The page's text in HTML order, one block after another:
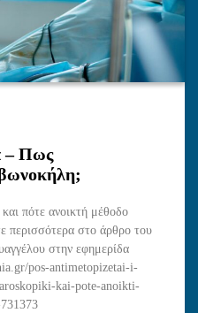
– Πως
πότε ανοικτή μέθοδο
περισσότερα στο άρθρο του
στην εφημερίδα
pos-antimetopizetai-i-
kai-pote-anoikti-